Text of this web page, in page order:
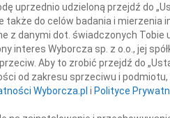
uprzednio udzieloną przejdź do
także do celów badania i mierzenia
z danymi dot. świadczonych Tobie
Wyborcza sp. z o.o., jej
Aby to zrobić przejdź do
od zakresu sprzeciwu i podmiotu,
Wyborcza.pl i Polityce